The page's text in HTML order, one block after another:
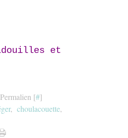
et
[#]
, choulacouette,